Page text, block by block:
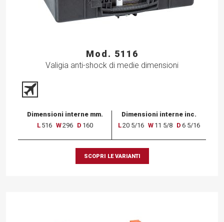
Mod. 5116
Valigia anti-shock di medie dimensioni
Dimensioni interne mm.
L 516 W296 D 160
Dimensioni interne inc.
L20 5/16 W 11 5/8 D 6 5/16
SCOPRI LE VARIANTI